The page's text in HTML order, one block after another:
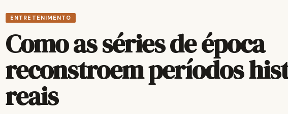
ENTRETENIMENTO
Como as séries de época
reconstroem períodos
reais